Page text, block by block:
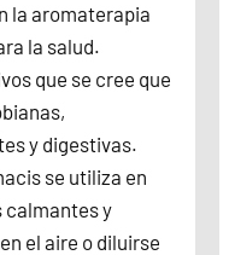
la aromaterapia
la salud.
que se cree que
y digestivas.
se utiliza en
calmantes y
el aire o diluirse